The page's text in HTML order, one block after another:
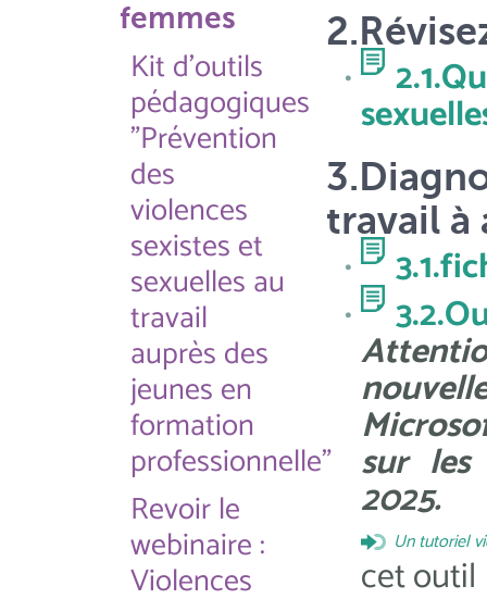
femmes
Kit d'outils
pédagogiques
"Prévention
des
violences
sexistes et
sexuelles au
travail
auprès des
jeunes en
formation
professionnelle"
Revoir le
webinaire :
Violences
travail à
sur les
2025.
Un tutoriel
cet outil